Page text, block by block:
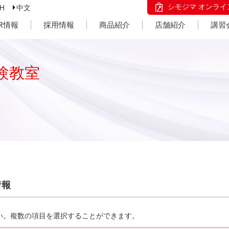
中文 シモジマ オンラ
情報 採用情報 商品紹介 店舗紹介 講習
教室
複数の項目を選択することができます。